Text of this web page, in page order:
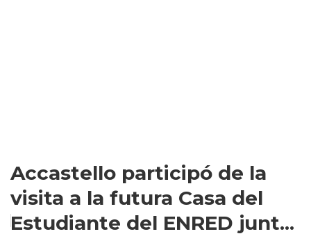
Accastello participó de la
visita a la futura Casa del
Estudiante del ENRED junt...